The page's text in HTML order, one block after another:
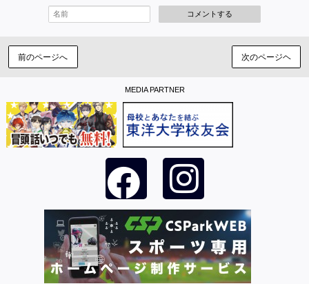
コメントする
前のページへ 次のページヘ
MEDIA PARTNER